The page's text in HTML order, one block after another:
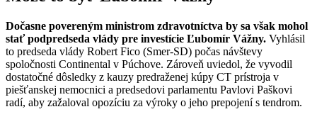
Dočasne povereným ministrom zdravotníctva by sa však mohol
stať podpredseda vlády pre investície Ľubomír Vážny. Vyhlásil
to predseda vlády Robert Fico (Smer-SD) počas návštevy
spoločnosti Continental v Púchove. Zároveň uviedol, že vyvodil
dostatočné dôsledky z kauzy predraženej kúpy CT prístroja v
piešťanskej nemocnici a predsedovi parlamentu Pavlovi Paškovi
radí, aby zažaloval opozíciu za výroky o jeho prepojení s tendrom.